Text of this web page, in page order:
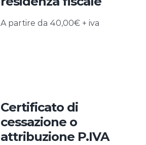
A partire da 40,00€ + iva
Certificato di
cessazione o
attribuzione P.IVA